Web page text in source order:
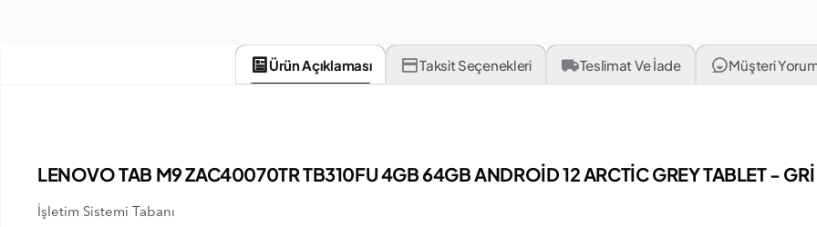
Ürün Açıklaması Taksit Seçenekleri Teslimat Ve İade Müşteri
LENOVO TAB M9 ZAC40070TR TB310FU 4GB 64GB ANDROİD 12 ARCTİC GREY TABLET - GRİ
İşletim Sistemi Tabanı